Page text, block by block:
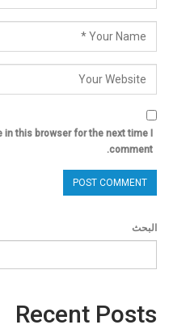
in this browser for the next time I
comment.
البحث
Recent Posts